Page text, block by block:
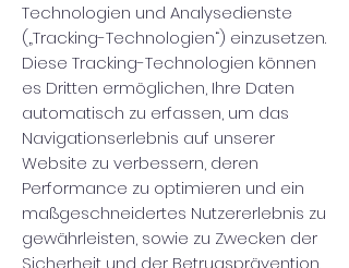
Technologien und Analysedienste
(„Tracking-Technologien“) einzusetzen.
Diese Tracking-Technologien können
es Dritten ermöglichen, Ihre Daten
automatisch zu erfassen, um das
Navigationserlebnis auf unserer
Website zu verbessern, deren
Performance zu optimieren und ein
maßgeschneidertes Nutzererlebnis zu
gewährleisten, sowie zu Zwecken der
Sicherheit und der Betrugsprävention.